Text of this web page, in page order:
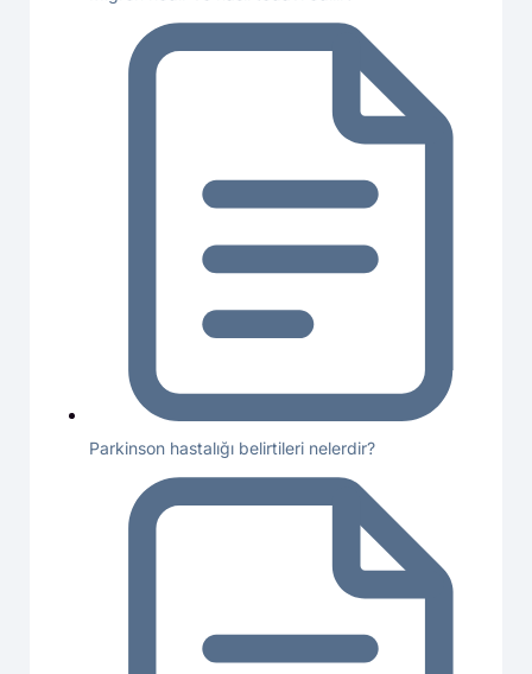
Parkinson hastalığı belirtileri nelerdir?